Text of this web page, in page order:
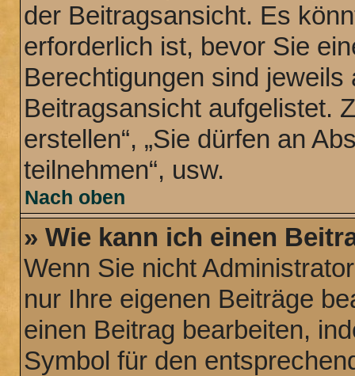
der Beitragsansicht. Es
erforderlich ist, bevor Sie
Berechtigungen sind
Beitragsansicht aufgelistet.
erstellen“, „Sie dürfen an
teilnehmen“, usw.
Nach oben
» Wie kann ich einen
Wenn Sie nicht
nur Ihre eigenen Beiträge
einen Beitrag bearbeiten,
Symbol für den